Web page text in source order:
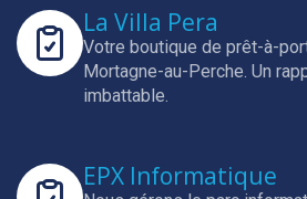
La Villa Pera
Votre boutique de prêt-à-
Mortagne-au-Perche. Un
imbattable.
EPX Informatique